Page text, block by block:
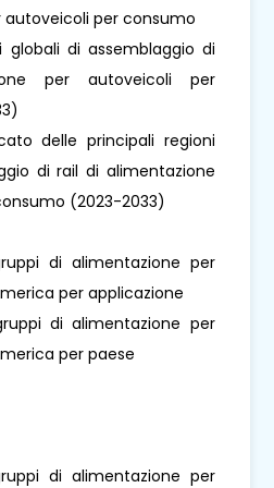
per consumo
globali di assemblaggio di
per autoveicoli per
delle principali regioni
di rail di alimentazione
(2023-2033)
di alimentazione per
per applicazione
di alimentazione per
per paese
di alimentazione per